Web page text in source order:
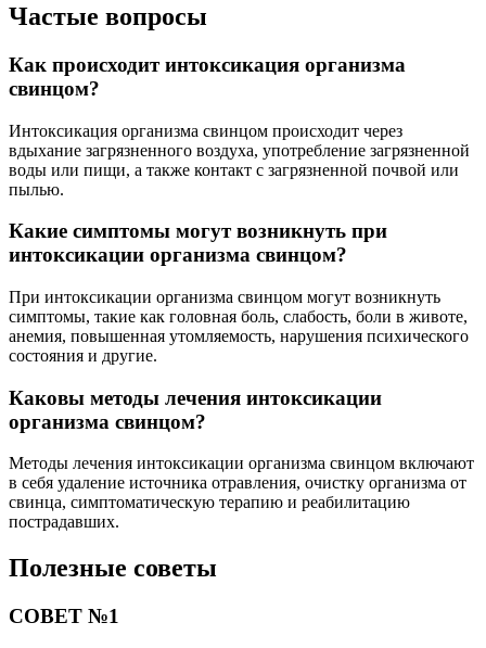
Частые вопросы
Как происходит интоксикация организма
свинцом?
Интоксикация организма свинцом происходит через
вдыхание загрязненного воздуха, употребление загрязненной
воды или пищи, а также контакт с загрязненной почвой или
пылью.
Какие симптомы могут возникнуть при
интоксикации организма свинцом?
При интоксикации организма свинцом могут возникнуть
симптомы, такие как головная боль, слабость, боли в животе,
анемия, повышенная утомляемость, нарушения психического
состояния и другие.
Каковы методы лечения интоксикации
организма свинцом?
Методы лечения интоксикации организма свинцом включают
в себя удаление источника отравления, очистку организма от
свинца, симптоматическую терапию и реабилитацию
пострадавших.
Полезные советы
СОВЕТ №1